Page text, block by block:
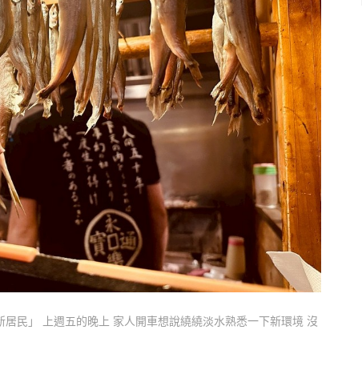
民」 上週五的晚上 家人開車想說繞繞淡水熟悉一下新環境 沒